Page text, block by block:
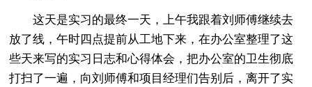
这天是实习的最终一天，上午我跟着刘师傅继续去
放了线，午时四点提前从工地下来，在办公室整理了这
些天来写的实习日志和心得体会，把办公室的卫生彻底
打扫了一遍，向刘师傅和项目经理们告别后，离开了实